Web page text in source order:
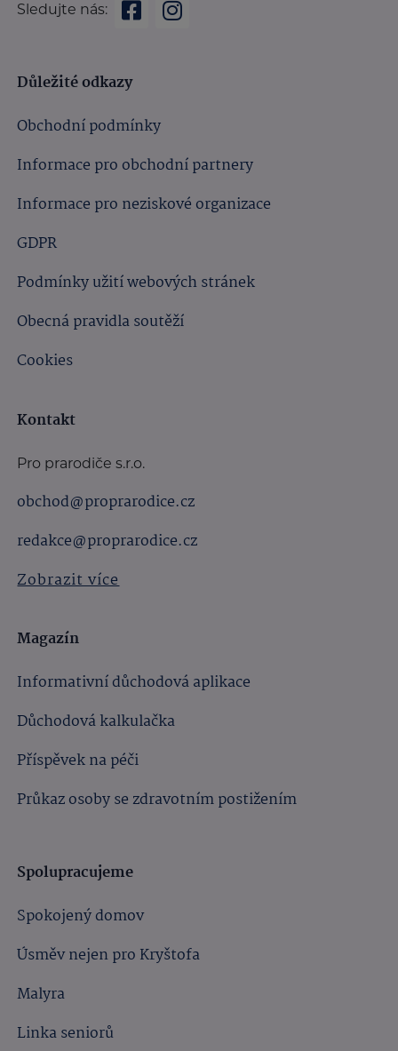
Sledujte nás:
Důležité odkazy
Obchodní podmínky
Informace pro obchodní partnery
Informace pro neziskové organizace
GDPR
Podmínky užití webových stránek
Obecná pravidla soutěží
Cookies
Kontakt
Pro prarodiče s.r.o.
obchod@proprarodice.cz
redakce@proprarodice.cz
Zobrazit více
Magazín
Informativní důchodová aplikace
Důchodová kalkulačka
Příspěvek na péči
Průkaz osoby se zdravotním postižením
Spolupracujeme
Spokojený domov
Úsměv nejen pro Kryštofa
Malyra
Linka seniorů